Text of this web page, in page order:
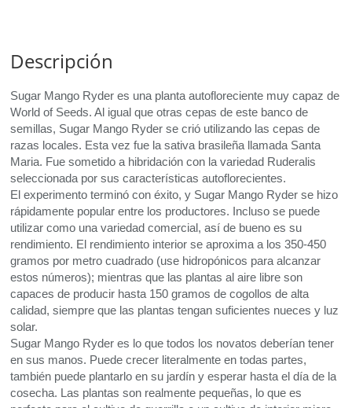
Descripción
Sugar Mango Ryder es una planta autofloreciente muy capaz de
World of Seeds. Al igual que otras cepas de este banco de
semillas, Sugar Mango Ryder se crió utilizando las cepas de
razas locales. Esta vez fue la sativa brasileña llamada Santa
Maria. Fue sometido a hibridación con la variedad Ruderalis
seleccionada por sus características autoflorecientes.
El experimento terminó con éxito, y Sugar Mango Ryder se hizo
rápidamente popular entre los productores. Incluso se puede
utilizar como una variedad comercial, así de bueno es su
rendimiento. El rendimiento interior se aproxima a los 350-450
gramos por metro cuadrado (use hidropónicos para alcanzar
estos números); mientras que las plantas al aire libre son
capaces de producir hasta 150 gramos de cogollos de alta
calidad, siempre que las plantas tengan suficientes nueces y luz
solar.
Sugar Mango Ryder es lo que todos los novatos deberían tener
en sus manos. Puede crecer literalmente en todas partes,
también puede plantarlo en su jardín y esperar hasta el día de la
cosecha. Las plantas son realmente pequeñas, lo que es